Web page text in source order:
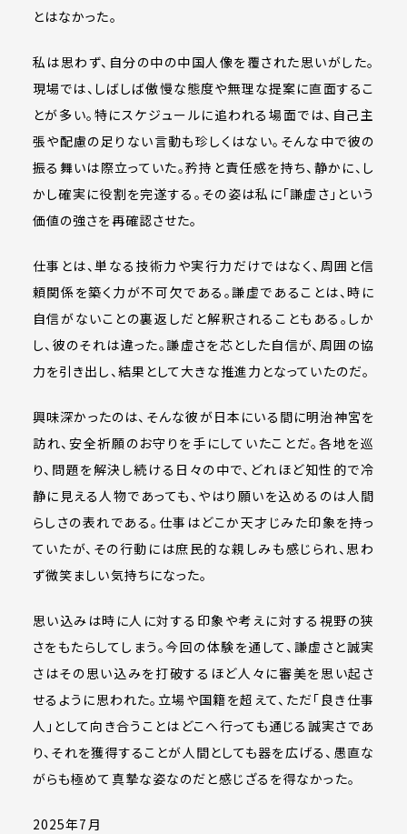
とはなかった。
私は思わず、自分の中の中国人像を覆された思いがした。
現場では、しばしば傲慢な態度や無理な提案に直面するこ
とが多い。特にスケジュールに追われる場面では、自己主
張や配慮の足りない言動も珍しくはない。そんな中で彼の
振る舞いは際立っていた。矜持と責任感を持ち、静かに、し
かし確実に役割を完遂する。その姿は私に「謙虚さ」という
価値の強さを再確認させた。
仕事とは、単なる技術力や実行力だけではなく、周囲と信
頼関係を築く力が不可欠である。謙虚であることは、時に
自信がないことの裏返しだと解釈されることもある。しか
し、彼のそれは違った。謙虚さを芯とした自信が、周囲の協
力を引き出し、結果として大きな推進力となっていたのだ。
興味深かったのは、そんな彼が日本にいる間に明治神宮を
訪れ、安全祈願のお守りを手にしていたことだ。各地を巡
り、問題を解決し続ける日々の中で、どれほど知性的で冷
静に見える人物であっても、やはり願いを込めるのは人間
らしさの表れである。仕事はどこか天才じみた印象を持っ
ていたが、その行動には庶民的な親しみも感じられ、思わ
ず微笑ましい気持ちになった。
思い込みは時に人に対する印象や考えに対する視野の狭
さをもたらしてしまう。今回の体験を通して、謙虚さと誠実
さはその思い込みを打破するほど人々に審美を思い起さ
せるように思われた。立場や国籍を超えて、ただ「良き仕事
人」として向き合うことはどこへ行っても通じる誠実さであ
り、それを獲得することが人間としても器を広げる、愚直な
がらも極めて真摯な姿なのだと感じざるを得なかった。
2025年7月